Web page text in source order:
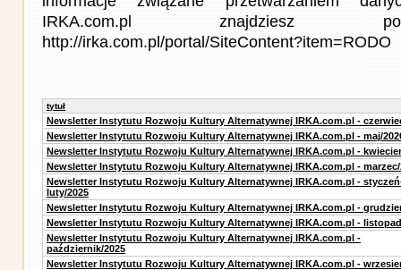
IRKA.com.pl znajdziesz
http://irka.com.pl/portal/SiteContent?item=RODO
tytuł
Newsletter Instytutu Rozwoju Kultury Alternatywnej IRKA.com.pl -
Newsletter Instytutu Rozwoju Kultury Alternatywnej IRKA.com.pl - maj/
Newsletter Instytutu Rozwoju Kultury Alternatywnej IRKA.com.pl -
Newsletter Instytutu Rozwoju Kultury Alternatywnej IRKA.com.pl - marzec/
Newsletter Instytutu Rozwoju Kultury Alternatywnej IRKA.com.pl -
luty/2025
Newsletter Instytutu Rozwoju Kultury Alternatywnej IRKA.com.pl -
Newsletter Instytutu Rozwoju Kultury Alternatywnej IRKA.com.pl -
Newsletter Instytutu Rozwoju Kultury Alternatywnej IRKA.com.pl -
październik/2025
Newsletter Instytutu Rozwoju Kultury Alternatywnej IRKA.com.pl -